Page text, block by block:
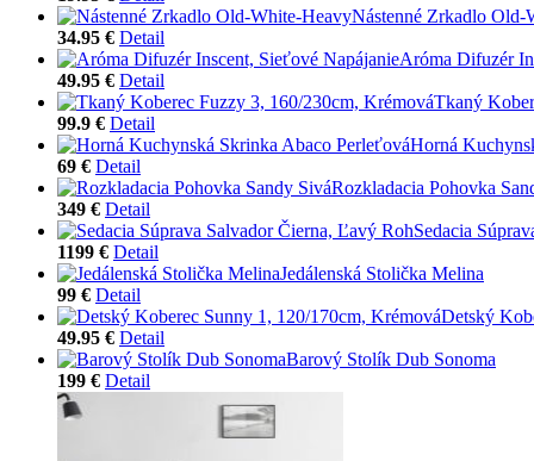
Nástenné Zrkadlo Old-
34.95 € Detail
Aróma Difuzér
49.95 € Detail
Tkaný
99.9 € Detail
Horná
69 € Detail
Rozkladacia Pohovka
349 € Detail
Sedacia
1199 € Detail
Jedálenská Stolička Melina
99 € Detail
Detský
49.95 € Detail
Barový Stolík Dub Sonoma
199 € Detail